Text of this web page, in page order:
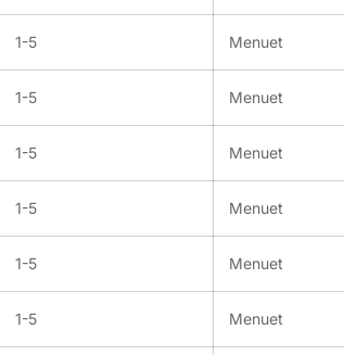
1-5 Menuet
1-5 Menuet
1-5 Menuet
1-5 Menuet
1-5 Menuet
1-5 Menuet